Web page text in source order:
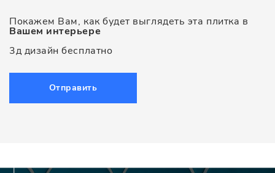
Покажем Вам, как будет выглядеть эта плитка в
Вашем интерьере
3д дизайн бесплатно
Отправить